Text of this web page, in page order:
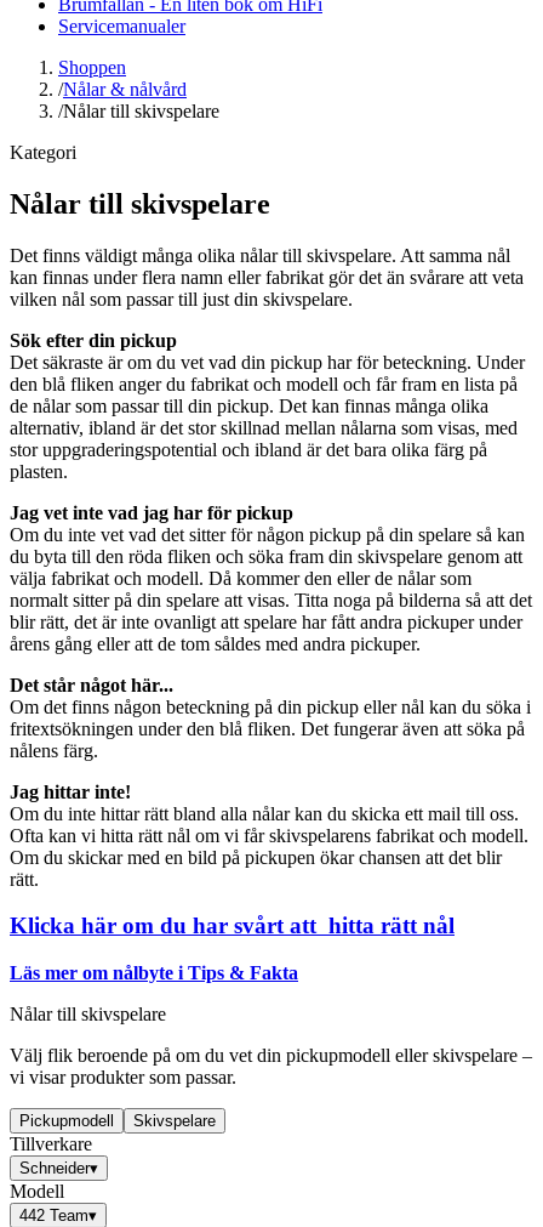
Servicemanualer
Shoppen
/Nålar & nålvård
/Nålar till skivspelare
Kategori
Nålar till skivspelare
Det finns väldigt många olika nålar till skivspelare. Att samma nål
kan finnas under flera namn eller fabrikat gör det än svårare att veta
vilken nål som passar till just din skivspelare.
Sök efter din pickup
Det säkraste är om du vet vad din pickup har för beteckning. Under
den blå fliken anger du fabrikat och modell och får fram en lista på
de nålar som passar till din pickup. Det kan finnas många olika
alternativ, ibland är det stor skillnad mellan nålarna som visas, med
stor uppgraderingspotential och ibland är det bara olika färg på
plasten.
Jag vet inte vad jag har för pickup
Om du inte vet vad det sitter för någon pickup på din spelare så kan
du byta till den röda fliken och söka fram din skivspelare genom att
välja fabrikat och modell. Då kommer den eller de nålar som
normalt sitter på din spelare att visas. Titta noga på bilderna så att det
blir rätt, det är inte ovanligt att spelare har fått andra pickuper under
årens gång eller att de tom såldes med andra pickuper.
Det står något här...
Om det finns någon beteckning på din pickup eller nål kan du söka i
fritextsökningen under den blå fliken. Det fungerar även att söka på
nålens färg.
Jag hittar inte!
Om du inte hittar rätt bland alla nålar kan du skicka ett mail till oss.
Ofta kan vi hitta rätt nål om vi får skivspelarens fabrikat och modell.
Om du skickar med en bild på pickupen ökar chansen att det blir
rätt.
Klicka här om du har svårt att hitta rätt nål
Läs mer om nålbyte i Tips & Fakta
Nålar till skivspelare
Välj flik beroende på om du vet din pickupmodell eller skivspelare –
vi visar produkter som passar.
Pickupmodell Skivspelare
Tillverkare
Schneider▾
Modell
442 Team▾